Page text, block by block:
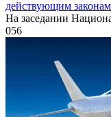
действующим законам
На заседании
056